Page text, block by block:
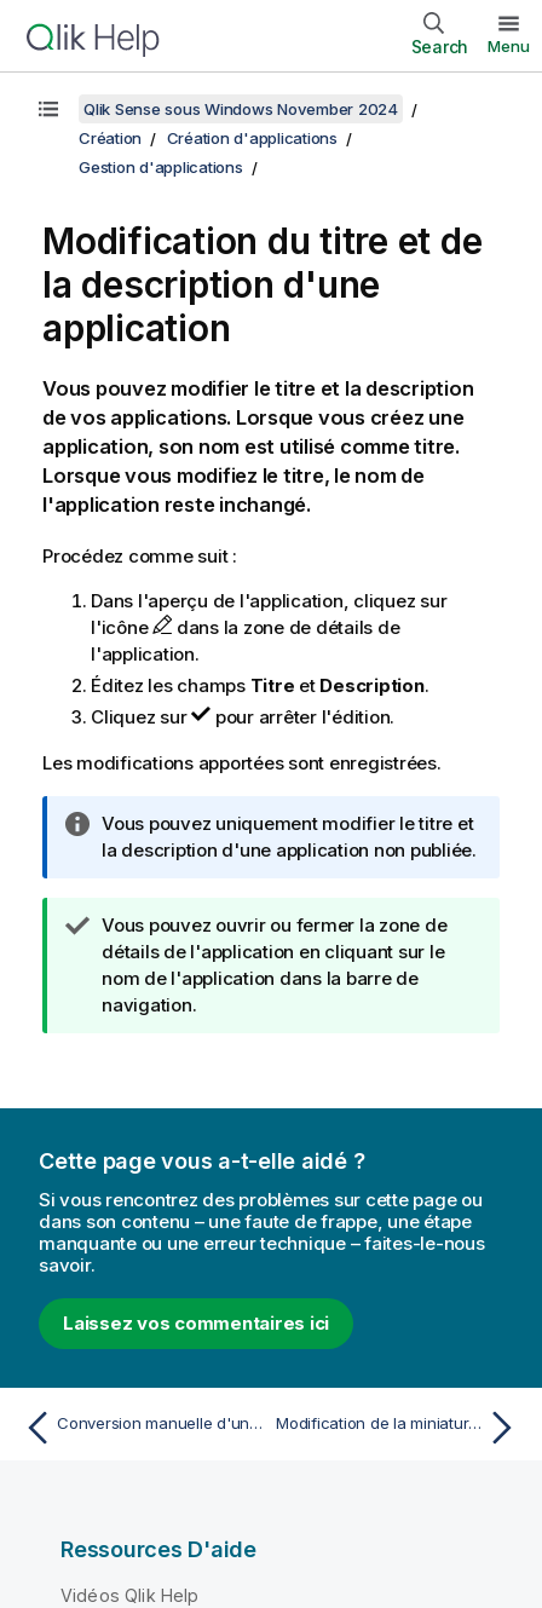
Search Menu
Qlik Sense sous Windows November 2024
Création
Création d'applications
Gestion d'applications
Modification du titre et de
la description d'une
application
Vous pouvez modifier le titre et la description
de vos applications. Lorsque vous créez une
application, son nom est utilisé comme titre.
Lorsque vous modifiez le titre, le nom de
l'application reste inchangé.
Procédez comme suit :
Dans l'aperçu de l'application, cliquez sur
l'icône
dans la zone de détails de
l'application.
Éditez les champs Titre et Description.
Cliquez sur
pour arrêter l'édition.
Les modifications apportées sont enregistrées.
N
o
I
n
f
o
t
o
n
s
Vous pouvez uniquement modifier le titre et
la description d'une application non publiée.
N
o
t
e
s
i
Vous pouvez ouvrir ou fermer la zone de
détails de l'application en cliquant sur le
nom de l'application dans la barre de
navigation.
Cette page vous a-t-elle aidé ?
Si vous rencontrez des problèmes sur cette page ou
dans son contenu – une faute de frappe, une étape
manquante ou une erreur technique – faites-le-nous
savoir.
Laissez vos commentaires ici
Conversion manuelle d'un document QlikView en application Qlik Sense Modification de la miniature d'une application
Ressources D'aide
Vidéos Qlik Help